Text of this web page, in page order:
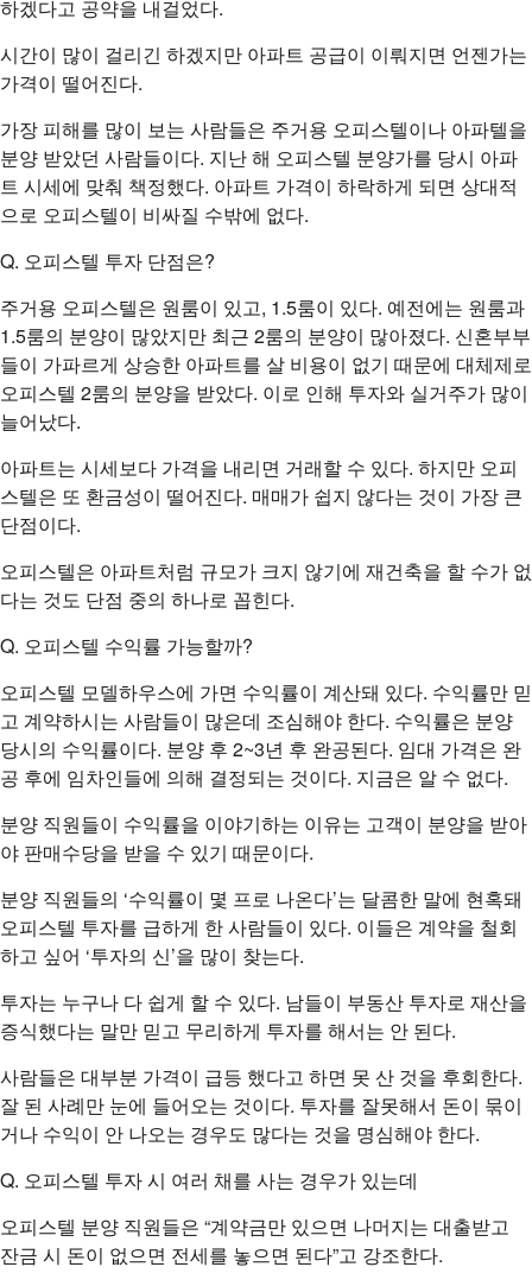
하겠다고 공약을 내걸었다.
시간이 많이 걸리긴 하겠지만 아파트 공급이 이뤄지면 언젠가는
가격이 떨어진다.
가장 피해를 많이 보는 사람들은 주거용 오피스텔이나 아파텔을
분양 받았던 사람들이다. 지난 해 오피스텔 분양가를 당시 아파
트 시세에 맞춰 책정했다. 아파트 가격이 하락하게 되면 상대적
으로 오피스텔이 비싸질 수밖에 없다.
Q. 오피스텔 투자 단점은?
주거용 오피스텔은 원룸이 있고, 1.5룸이 있다. 예전에는 원룸과
1.5룸의 분양이 많았지만 최근 2룸의 분양이 많아졌다. 신혼부부
들이 가파르게 상승한 아파트를 살 비용이 없기 때문에 대체제로
오피스텔 2룸의 분양을 받았다. 이로 인해 투자와 실거주가 많이
늘어났다.
아파트는 시세보다 가격을 내리면 거래할 수 있다. 하지만 오피
스텔은 또 환금성이 떨어진다. 매매가 쉽지 않다는 것이 가장 큰
단점이다.
오피스텔은 아파트처럼 규모가 크지 않기에 재건축을 할 수가 없
다는 것도 단점 중의 하나로 꼽힌다.
Q. 오피스텔 수익률 가능할까?
오피스텔 모델하우스에 가면 수익률이 계산돼 있다. 수익률만 믿
고 계약하시는 사람들이 많은데 조심해야 한다. 수익률은 분양
당시의 수익률이다. 분양 후 2~3년 후 완공된다. 임대 가격은 완
공 후에 임차인들에 의해 결정되는 것이다. 지금은 알 수 없다.
분양 직원들이 수익률을 이야기하는 이유는 고객이 분양을 받아
야 판매수당을 받을 수 있기 때문이다.
분양 직원들의 ‘수익률이 몇 프로 나온다’는 달콤한 말에 현혹돼
오피스텔 투자를 급하게 한 사람들이 있다. 이들은 계약을 철회
하고 싶어 ‘투자의 신’을 많이 찾는다.
투자는 누구나 다 쉽게 할 수 있다. 남들이 부동산 투자로 재산을
증식했다는 말만 믿고 무리하게 투자를 해서는 안 된다.
사람들은 대부분 가격이 급등 했다고 하면 못 산 것을 후회한다.
잘 된 사례만 눈에 들어오는 것이다. 투자를 잘못해서 돈이 묶이
거나 수익이 안 나오는 경우도 많다는 것을 명심해야 한다.
Q. 오피스텔 투자 시 여러 채를 사는 경우가 있는데
오피스텔 분양 직원들은 “계약금만 있으면 나머지는 대출받고
잔금 시 돈이 없으면 전세를 놓으면 된다”고 강조한다.